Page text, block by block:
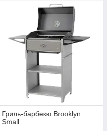
Гриль-барбекю Brooklyn
Small